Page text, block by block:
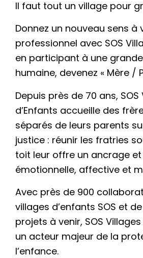
Il faut tout un village pour
Donnez un nouveau sens
professionnel avec SOS
en participant à une
humaine, devenez « Mère /
Depuis près de 70 ans, SOS
d’Enfants accueille des
séparés de leurs parents
justice : réunir les fratries
toit leur offre un ancrage
émotionnelle, affective et
Avec près de 900
villages d’enfants SOS et
projets à venir, SOS
un acteur majeur de la
l’enfance.